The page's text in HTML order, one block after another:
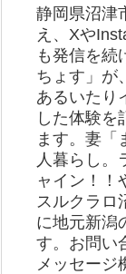
静岡県沼津
え、Xや
も発信を続
ちょす」が
あるいたり
した体験を
ます。妻「
人暮らし。
ャイン！！
スルクラロ
に地元新潟
す。お問い
メッセージ